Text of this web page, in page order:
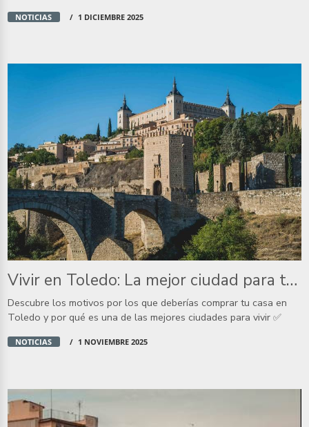
NOTICIAS 1 DICIEMBRE 2025
Vivir en Toledo: La mejor ciudad para tener una casa
Descubre los motivos por los que deberías comprar tu casa en
Toledo y por qué es una de las mejores ciudades para vivir ✅
NOTICIAS 1 NOVIEMBRE 2025